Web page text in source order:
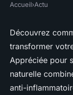
Crème
naturelle
jeune
Lisa•13
Accueil›Actu
Découvrez
transformer
Appréciée pour
naturelle
anti-